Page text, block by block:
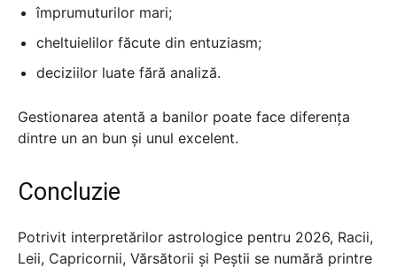
împrumuturilor mari;
cheltuielilor făcute din entuziasm;
deciziilor luate fără analiză.
Gestionarea atentă a banilor poate face diferența
dintre un an bun și unul excelent.
Concluzie
Potrivit interpretărilor astrologice pentru 2026, Racii,
Leii, Capricornii, Vărsătorii și Peștii se numără printre